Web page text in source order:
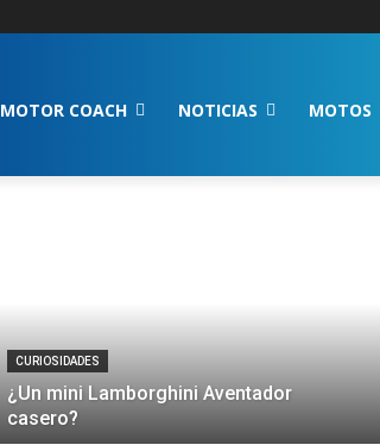
MOTOR COACH NOTICIAS MOTOS
CURIOSIDADES
¿Un mini Lamborghini Aventador
casero?